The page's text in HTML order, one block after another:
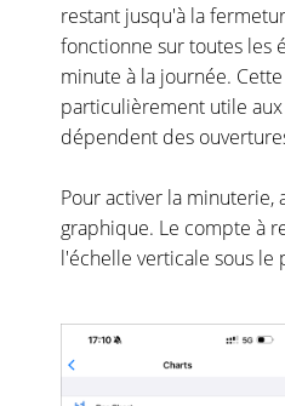
restant jusqu'à la
fonctionne sur toutes les
minute à la journée.
particulièrement utile
dépendent des
Pour activer la minuterie,
graphique. Le compte à
l'échelle verticale sous le